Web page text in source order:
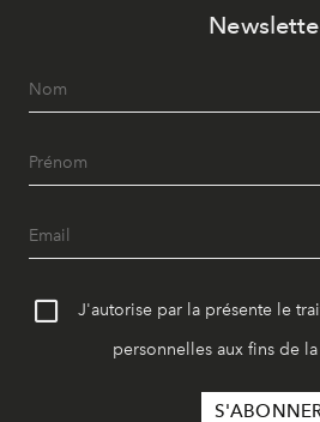
J'autorise par la présente le
personnelles aux fins de la